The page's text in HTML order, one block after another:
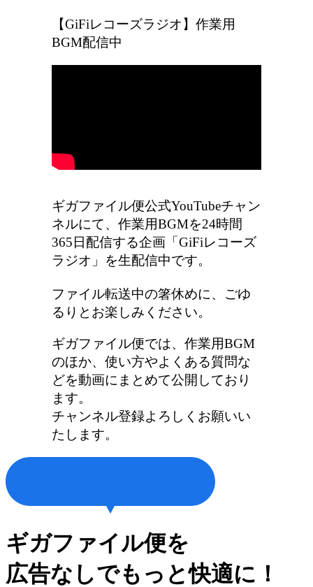
【GiFiレコーズラジオ】作業用
BGM配信中
ギガファイル便公式YouTubeチャン
ネルにて、作業用BGMを24時間
365日配信する企画「GiFiレコーズ
ラジオ」を生配信中です。
ファイル転送中の箸休めに、ごゆ
るりとお楽しみください。
ギガファイル便では、作業用BGM
のほか、使い方やよくある質問な
どを動画にまとめて公開しており
ます。
チャンネル登録よろしくお願いい
たします。
ギガファイル便を
広告なしでもっと快適に！